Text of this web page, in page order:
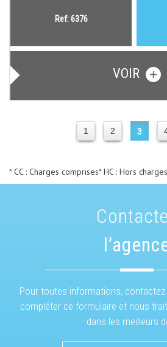
Ref: 6376
VOIR
1 2 3
* CC : Charges comprises* HC : Hors charges
Pour toutes informations,
compléter ce formulaire et nous
dans les meilleurs